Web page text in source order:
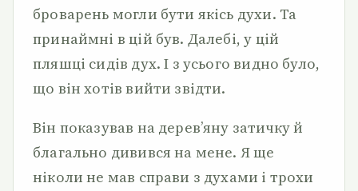
броварень могли бути якісь духи. Та
принаймні в цій був. Далебі, у цій
пляшці сидів дух. І з усього видно було,
що він хотів вийти звідти.
Він показував на дерев’яну затичку й
благально дивився на мене. Я ще
ніколи не мав справи з духами і трохи